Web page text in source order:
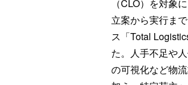
（CLO）を対象
立案から実行ま
ス「Total
た。人手不足や
の可視化など物